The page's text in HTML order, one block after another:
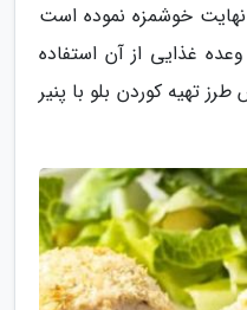
خوشمزه نموده است
غذایی از آن استفاده
تهیه کوردن بلو با پنیر